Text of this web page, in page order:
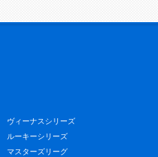
ヴィーナスシリーズ
ルーキーシリーズ
マスターズリーグ